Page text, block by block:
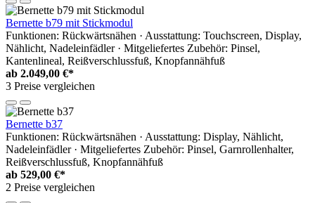
Bernette b79 mit Stickmodul
Funktionen: Rückwärtsnähen · Ausstattung: Touchscreen, Display,
Nählicht, Nadeleinfädler · Mitgeliefertes Zubehör: Pinsel,
Kantenlineal, Reißverschlussfuß, Knopfannähfuß
ab 2.049,00 €*
3 Preise vergleichen
Bernette b37
Funktionen: Rückwärtsnähen · Ausstattung: Display, Nählicht,
Nadeleinfädler · Mitgeliefertes Zubehör: Pinsel, Garnrollenhalter,
Reißverschlussfuß, Knopfannähfuß
ab 529,00 €*
2 Preise vergleichen